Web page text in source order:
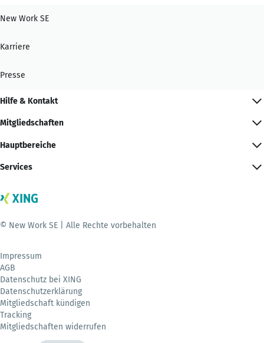
New Work SE
Karriere
Presse
Hilfe & Kontakt
Mitgliedschaften
Hauptbereiche
Services
© New Work SE | Alle Rechte vorbehalten
Impressum
AGB
Datenschutz bei XING
Datenschutzerklärung
Mitgliedschaft kündigen
Tracking
Mitgliedschaften widerrufen